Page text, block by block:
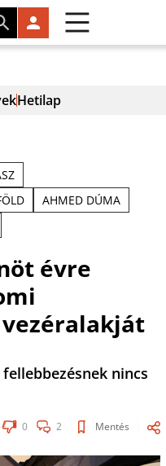
Hetilap
AHMED DÚMA
évre
nincs
0 2 Mentés